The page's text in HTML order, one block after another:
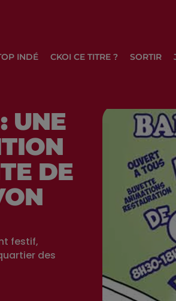
INDÉ CKOI CE TITRE ? SORTIR
UNE
DE
festif,
des